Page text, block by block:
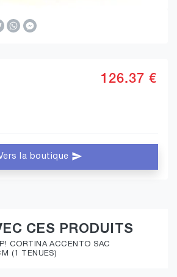
126.37 €
la boutique
CES PRODUITS
CORTINA ACCENTO SAC
(1 TENUES)